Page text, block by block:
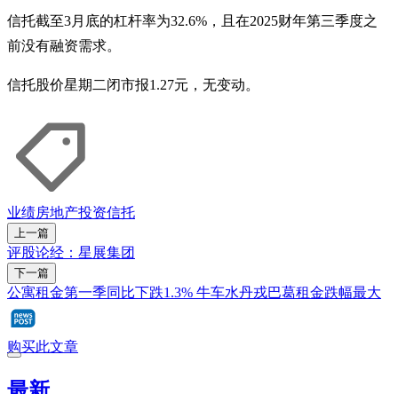
信托截至3月底的杠杆率为32.6%，且在2025财年第三季度之
前没有融资需求。
信托股价星期二闭市报1.27元，无变动。
业绩房地产投资信托
上一篇
评股论经：星展集团
下一篇
公寓租金第一季同比下跌1.3% 牛车水丹戎巴葛租金跌幅最大
购买此文章